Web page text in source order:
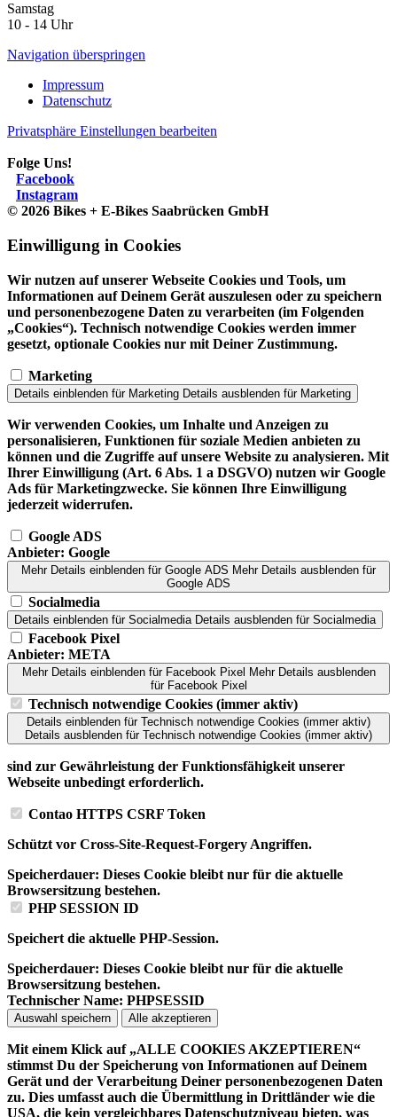
Samstag
10 - 14 Uhr
Navigation überspringen
Impressum
Datenschutz
Privatsphäre Einstellungen bearbeiten
Folge Uns!
Facebook
Instagram
© 2026 Bikes + E-Bikes Saabrücken GmbH
Einwilligung in Cookies
Wir nutzen auf unserer Webseite Cookies und Tools, um
Informationen auf Deinem Gerät auszulesen oder zu speichern
und personenbezogene Daten zu verarbeiten (im Folgenden
„Cookies“). Technisch notwendige Cookies werden immer
gesetzt, optionale Cookies nur mit Deiner Zustimmung.
Marketing
Details einblenden für Marketing Details ausblenden für Marketing
Wir verwenden Cookies, um Inhalte und Anzeigen zu
personalisieren, Funktionen für soziale Medien anbieten zu
können und die Zugriffe auf unsere Website zu analysieren. Mit
Ihrer Einwilligung (Art. 6 Abs. 1 a DSGVO) nutzen wir Google
Ads für Marketingzwecke. Sie können Ihre Einwilligung
jederzeit widerrufen.
Google ADS
Anbieter: Google
Mehr Details einblenden für Google ADS Mehr Details ausblenden für
Google ADS
Socialmedia
Details einblenden für Socialmedia Details ausblenden für Socialmedia
Facebook Pixel
Anbieter: META
Mehr Details einblendenfür Facebook Pixel Mehr Details ausblenden
für Facebook Pixel
Technisch notwendige Cookies (immer aktiv)
Details einblenden für Technisch notwendige Cookies (immer aktiv)
Details ausblenden für Technisch notwendige Cookies (immer aktiv)
sind zur Gewährleistung der Funktionsfähigkeit unserer
Webseite unbedingt erforderlich.
Contao HTTPS CSRF Token
Schützt vor Cross-Site-Request-Forgery Angriffen.
Speicherdauer: Dieses Cookie bleibt nur für die aktuelle
Browsersitzung bestehen.
PHP SESSION ID
Speichert die aktuelle PHP-Session.
Speicherdauer: Dieses Cookie bleibt nur für die aktuelle
Browsersitzung bestehen.
Technischer Name: PHPSESSID
Auswahl speichern Alle akzeptieren
Mit einem Klick auf „ALLE COOKIES AKZEPTIEREN“
stimmst Du der Speicherung von Informationen auf Deinem
Gerät und der Verarbeitung Deiner personenbezogenen Daten
zu. Dies umfasst auch die Übermittlung in Drittländer wie die
USA, die kein vergleichbares Datenschutzniveau bieten, was